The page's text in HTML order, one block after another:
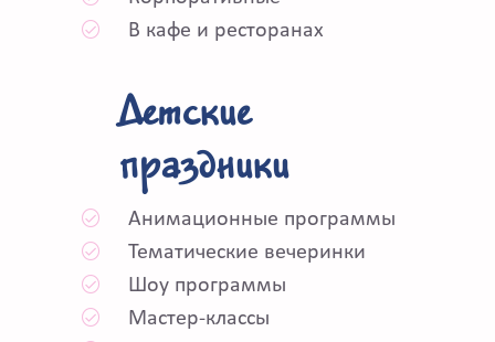
Детские
праздники
Анимационные программы
Тематические вечеринки
Шоу программы
Мастер-классы
В кафе и ресторанах